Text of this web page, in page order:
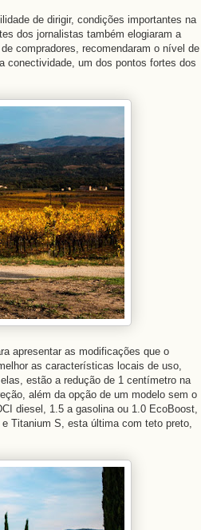
de dirigir, condições importantes na
dos jornalistas também elogiaram a
compradores, recomendaram o nível de
conectividade, um dos pontos fortes dos
apresentar as modificações que o
as características locais de uso,
estão a redução de 1 centímetro na
além da opção de um modelo sem o
diesel, 1.5 a gasolina ou 1.0 EcoBoost,
Titanium S, esta última com teto preto,